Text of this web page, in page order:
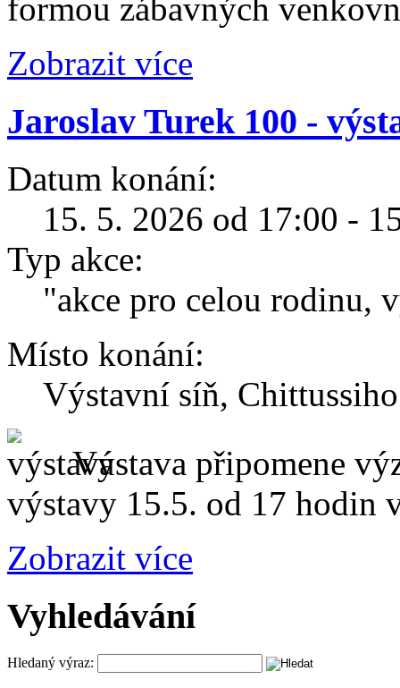
formou zábavných
Zobrazit více
Jaroslav Turek 100 -
Datum konání:
15. 5. 2026 od 17:00 -
Typ akce:
"akce pro celou rodinu,
Místo konání:
Výstavní síň,
Výstava připomene
výstavy 15.5. od 17 hodin
Zobrazit více
Vyhledávání
Hledaný výraz: